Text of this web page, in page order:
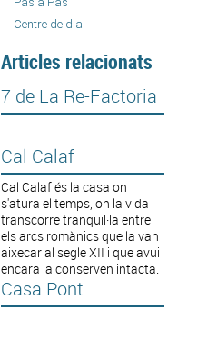
Centre de dia
Articles relacionats
7 de La Re-Factoria
Cal Calaf
Cal Calaf és la casa on
s'atura el temps, on la vida
transcorre tranquil·la entre
els arcs romànics que la van
aixecar al segle XII i que avui
encara la conserven intacta.
Casa Pont